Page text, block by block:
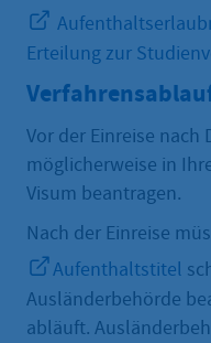
Erteilung zur
Vor der Einreise nach
möglicherweise in
Visum beantragen.
Nach der Einreise
Aufenthaltstitel
Ausländerbehörde
abläuft.